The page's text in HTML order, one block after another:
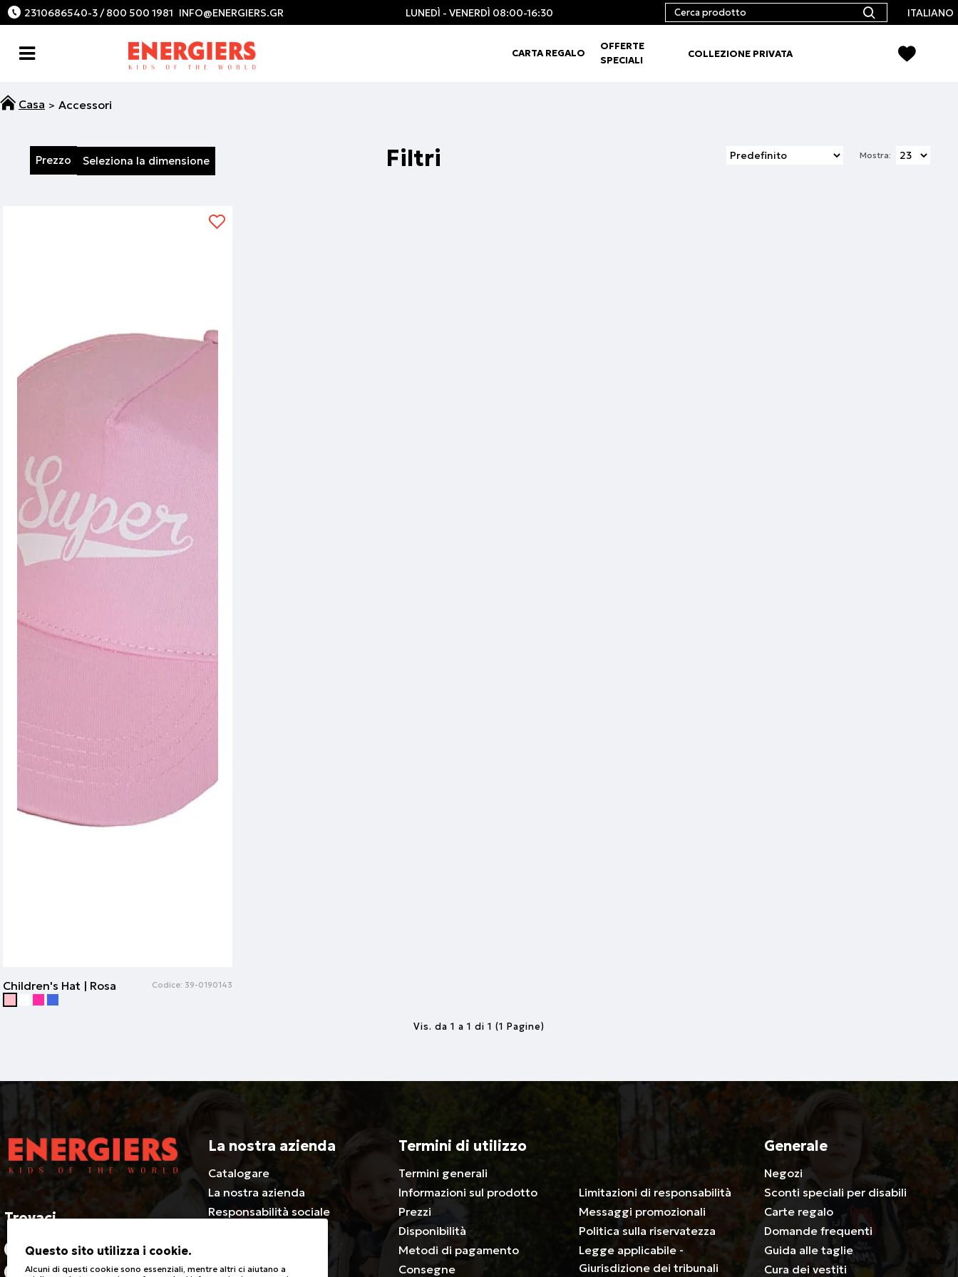
2310686540-3 / 800 500 1981 LUNEDÌ - VENERDÌ 08:00-16:30 ITALIANO
CARTA REGALO
OFFERTE
SPECIALI
COLLEZIONE PRIVATA
Accessori
Filtri
Prezzo Seleziona la dimensione Mostra:
Children's Hat | Rosa Codice: 39-0190143
Vis. da 1 a 1 di 1 (1 Pagine)
Trovaci
2310686540-3 / 800 500 1981
21 Riga Feraou, Efkarpia 564
La nostra azienda
Catalogare
La nostra azienda
Responsabilità sociale
Certificati
Termini di utilizzo
Termini generali
Informazioni sul prodotto
Prezzi
Disponibilità
Metodi di pagamento
Consegne
associativa
Limitazioni di responsabilità
Messaggi promozionali
Politica sulla riservatezza
Legge applicabile -
Giurisdizione dei tribunali
Generale
Negozi
Sconti speciali per disabili
Carte regalo
Domande frequenti
Guida alle taglie
Cura dei vestiti
Questo sito utilizza i cookie.
Alcuni di questi cookie sono essenziali, mentre altri ci aiutano a